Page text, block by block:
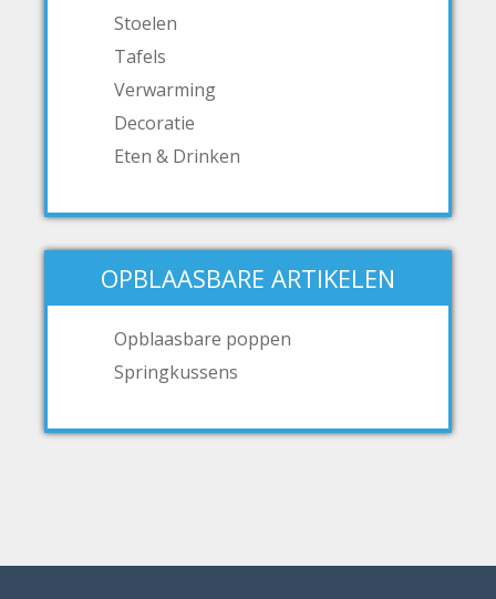
Stoelen
Tafels
Verwarming
Decoratie
Eten & Drinken
OPBLAASBARE ARTIKELEN
Opblaasbare poppen
Springkussens